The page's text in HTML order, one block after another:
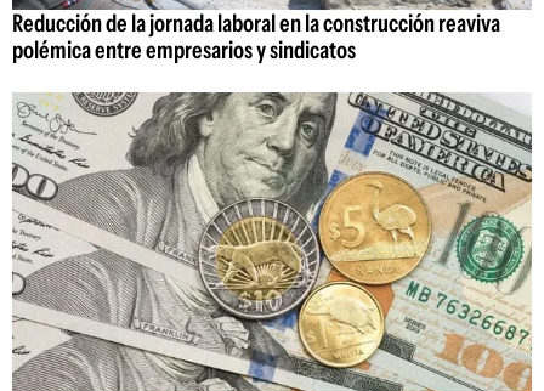
Reducción de la jornada laboral en la construcción reaviva
polémica entre empresarios y sindicatos